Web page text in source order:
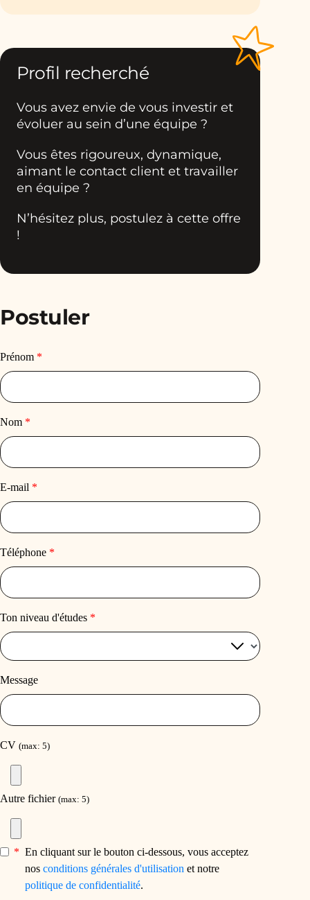
Profil recherché
Vous avez envie de vous investir et
évoluer au sein d’une équipe ?
Vous êtes rigoureux, dynamique,
aimant le contact client et travailler
en équipe ?
N’hésitez plus, postulez à cette offre
!
Postuler